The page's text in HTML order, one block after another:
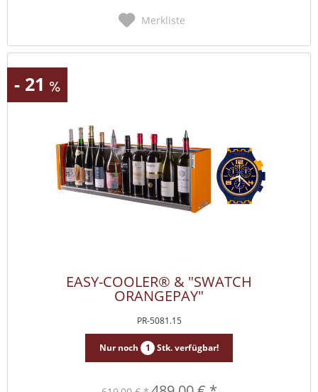
Merkliste
- 21
EASY-COOLER® & "SWATCH
ORANGEPAY"
PR-5081.15
Nur noch 1 Stk. verfügbar!